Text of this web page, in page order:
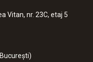
Vitan, nr. 23C, etaj 5